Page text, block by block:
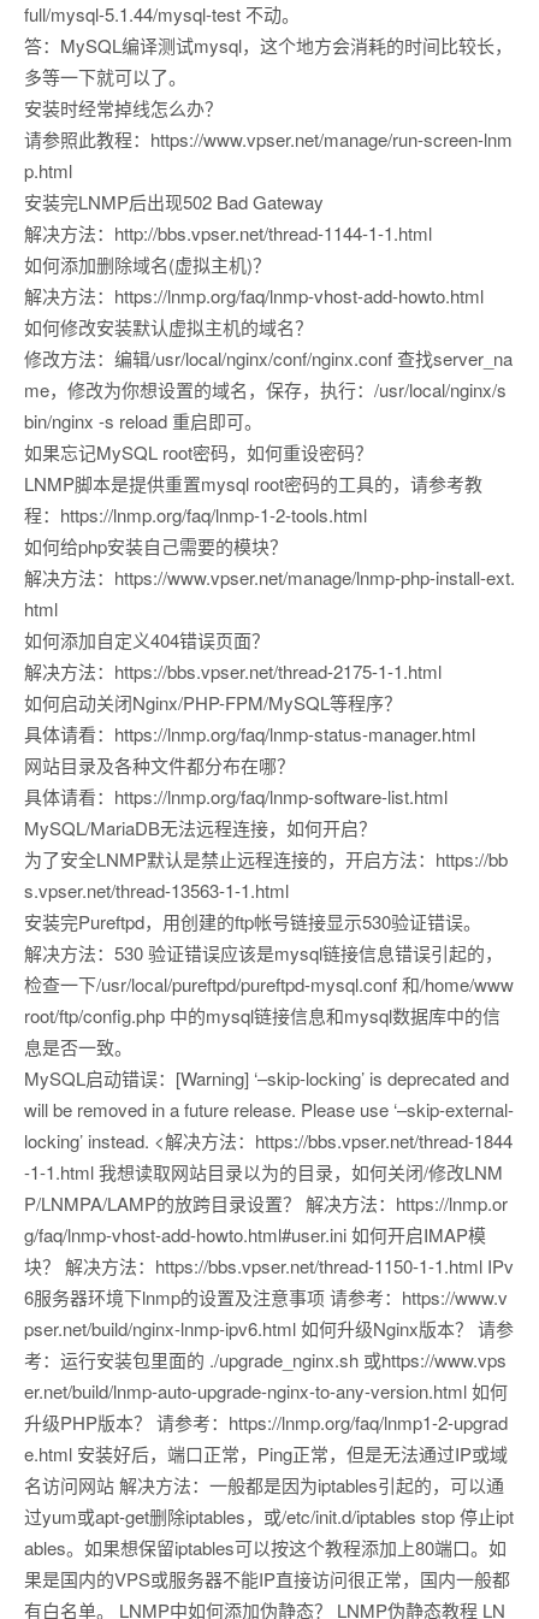
full/mysql-5.1.44/mysql-test 不动。
答：MySQL编译测试mysql，这个地方会消耗的时间比较长，
多等一下就可以了。
安装时经常掉线怎么办？
请参照此教程：https://www.vpser.net/manage/run-screen-lnm
p.html
安装完LNMP后出现502 Bad Gateway
解决方法：http://bbs.vpser.net/thread-1144-1-1.html
如何添加删除域名(虚拟主机)？
解决方法：https://lnmp.org/faq/lnmp-vhost-add-howto.html
如何修改安装默认虚拟主机的域名？
修改方法：编辑/usr/local/nginx/conf/nginx.conf 查找server_na
me，修改为你想设置的域名，保存，执行：/usr/local/nginx/s
bin/nginx -s reload 重启即可。
如果忘记MySQL root密码，如何重设密码？
LNMP脚本是提供重置mysql root密码的工具的，请参考教
程：https://lnmp.org/faq/lnmp-1-2-tools.html
如何给php安装自己需要的模块？
解决方法：https://www.vpser.net/manage/lnmp-php-install-ext.
html
如何添加自定义404错误页面？
解决方法：https://bbs.vpser.net/thread-2175-1-1.html
如何启动关闭Nginx/PHP-FPM/MySQL等程序？
具体请看：https://lnmp.org/faq/lnmp-status-manager.html
网站目录及各种文件都分布在哪？
具体请看：https://lnmp.org/faq/lnmp-software-list.html
MySQL/MariaDB无法远程连接，如何开启？
为了安全LNMP默认是禁止远程连接的，开启方法：https://bb
s.vpser.net/thread-13563-1-1.html
安装完Pureftpd，用创建的ftp帐号链接显示530验证错误。
解决方法：530 验证错误应该是mysql链接信息错误引起的，
检查一下/usr/local/pureftpd/pureftpd-mysql.conf 和/home/www
root/ftp/config.php 中的mysql链接信息和mysql数据库中的信
息是否一致。
MySQL启动错误：[Warning] ‘–skip-locking’ is deprecated and
will be removed in a future release. Please use ‘–skip-external-
locking’ instead. <解决方法：https://bbs.vpser.net/thread-1844
-1-1.html 我想读取网站目录以为的目录，如何关闭/修改LNM
P/LNMPA/LAMP的放跨目录设置？ 解决方法：https://lnmp.or
g/faq/lnmp-vhost-add-howto.html#user.ini 如何开启IMAP模
块？ 解决方法：https://bbs.vpser.net/thread-1150-1-1.html IPv
6服务器环境下lnmp的设置及注意事项 请参考：https://www.v
pser.net/build/nginx-lnmp-ipv6.html 如何升级Nginx版本？ 请参
考：运行安装包里面的 ./upgrade_nginx.sh 或https://www.vps
er.net/build/lnmp-auto-upgrade-nginx-to-any-version.html 如何
升级PHP版本？ 请参考：https://lnmp.org/faq/lnmp1-2-upgrad
e.html 安装好后，端口正常，Ping正常，但是无法通过IP或域
名访问网站 解决方法：一般都是因为iptables引起的，可以通
过yum或apt-get删除iptables，或/etc/init.d/iptables stop 停止ipt
ables。如果想保留iptables可以按这个教程添加上80端口。如
果是国内的VPS或服务器不能IP直接访问很正常，国内一般都
有白名单。 LNMP中如何添加伪静态？ LNMP伪静态教程 LN